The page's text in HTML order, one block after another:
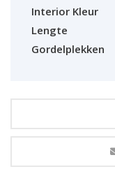
Interior Kleur
Lengte
Gordelplekken